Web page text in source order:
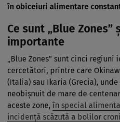
în obiceiuri alimentare
Ce sunt „Blue Zones”
importante
„Blue Zones” sunt cinci
cercetători, printre care
(Italia) sau Ikaria (Grecia),
neobișnuit de mare de
aceste zone, în special
incidență scăzută a bolilor